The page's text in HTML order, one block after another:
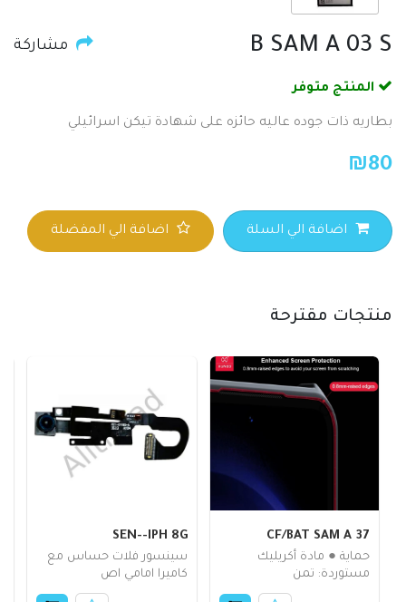
B SAM A 03 S مشاركة
المنتج متوفر
بطاريه ذات جوده عاليه حائزه على شهادة تيكن اسرائيلي
₪80
اضافة الي السلة اضافة الي المفضلة
منتجات مقترحة
CF/BAT SAM A 37
حماية ● مادة أكريليك
مستوردة: تمن
SEN--IPH 8G
سينسور فلات حساس مع
كاميرا امامي اص